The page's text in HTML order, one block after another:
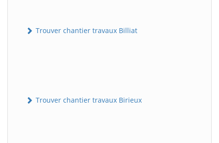
Trouver chantier travaux Billiat
Trouver chantier travaux Birieux